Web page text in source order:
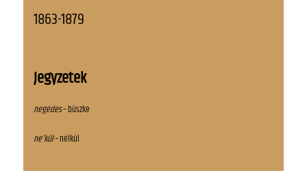
1863-1879
Jegyzetek
negédes– büszke
ne'kűl– nélkül